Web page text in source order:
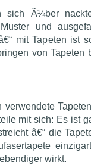
sich Ã¼ber
und
mit Tapeten ist
von Tapeten
verwendete
mit sich: Es ist
â€“ die
wirkt.